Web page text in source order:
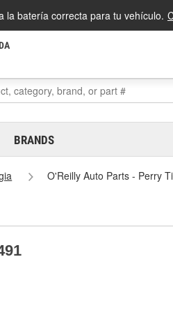
la batería correcta para tu vehículo.
BRANDS
O'Reilly Auto Parts - Perry